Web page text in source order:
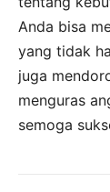
Anda bisa
yang tidak
juga
menguras
semoga